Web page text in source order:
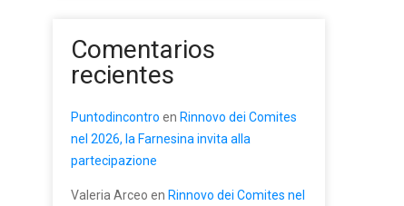
Comentarios
recientes
Puntodincontro en Rinnovo dei Comites
nel 2026, la Farnesina invita alla
partecipazione
Valeria Arceo en Rinnovo dei Comites nel